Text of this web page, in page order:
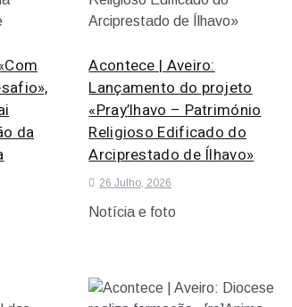
da
Acontece | Aveiro:
Lançamento do projeto
«Pray’lhavo – Património
Religioso Edificado do
Arciprestado de Ílhavo»
26 Julho, 2026
Notícia e foto